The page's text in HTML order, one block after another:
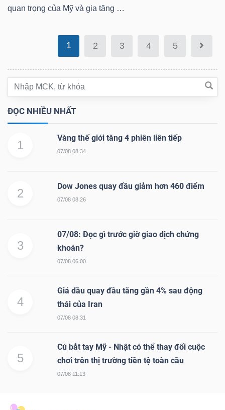
quan trọng của Mỹ và gia tăng …
1 2 3 4 5
ĐỌC NHIỀU NHẤT
1
Vàng thế giới tăng 4 phiên liên tiếp
07/08 08:34
2
Dow Jones quay đầu giảm hơn 460 điểm
07/08 08:26
3
07/08: Đọc gì trước giờ giao dịch chứng
khoán?
07/08 06:00
4
Giá dầu quay đầu tăng gần 4% sau động
thái của Iran
07/08 08:31
5
Cú bắt tay Mỹ - Nhật có thể thay đổi cuộc
chơi trên thị trường tiền tệ toàn cầu
07/08 11:13
cáo
Thuật
ngữ
(-)
Dịch
tài